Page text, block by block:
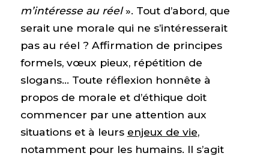
m’intéresse au réel». Tout d’abord, que
serait une morale qui ne s’intéresserait
pas au réel ? Affirmation de principes
formels, vœux pieux, répétition de
slogans… Toute réflexion honnête à
propos de morale et d’éthique doit
commencer par une attention aux
situations et à leurs enjeux de vie,
notamment pour les humains. Il s’agit